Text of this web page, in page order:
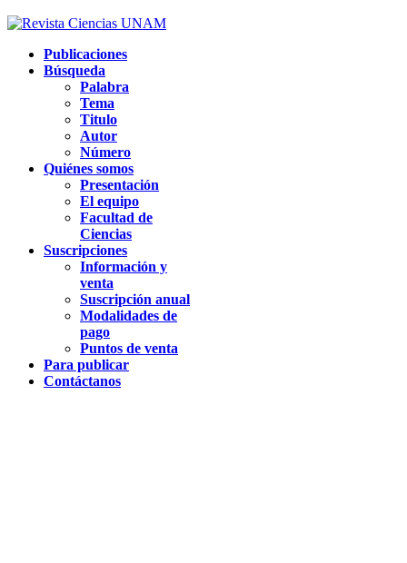
Publicaciones
Búsqueda
Palabra
Tema
Titulo
Autor
Número
Quiénes somos
Presentación
El equipo
Facultad de
Ciencias
Suscripciones
Información y
venta
Suscripción anual
Modalidades de
pago
Puntos de venta
Para publicar
Contáctanos